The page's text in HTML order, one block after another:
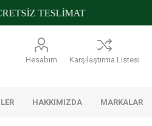
TESLİMAT
Hesabım Karşılaştırma Listesi
HAKKIMIZDA MARKALAR